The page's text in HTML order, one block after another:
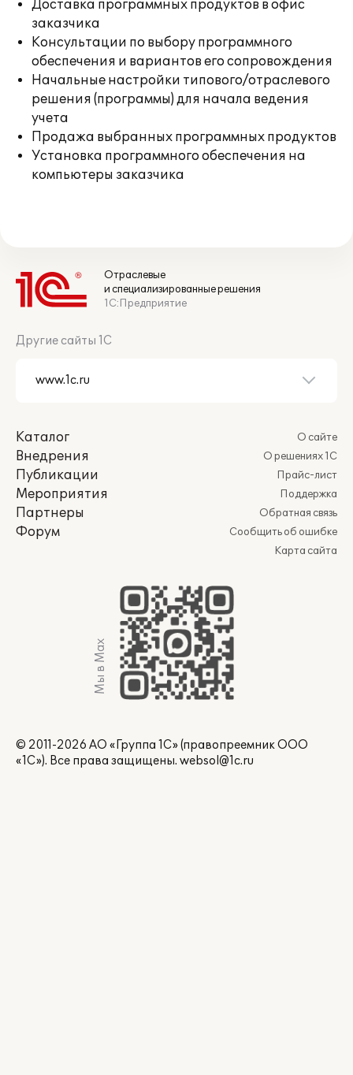
Доставка программных продуктов в офис
заказчика
Консультации по выбору программного
обеспечения и вариантов его сопровождения
Начальные настройки типового/отраслевого
решения (программы) для начала ведения
учета
Продажа выбранных программных продуктов
Установка программного обеспечения на
компьютеры заказчика
Отраслевые
и специализированные решения
1С:Предприятие
Другие сайты 1С
Каталог
Внедрения
Публикации
Мероприятия
Партнеры
Форум
О сайте
О решениях 1С
Прайс-лист
Поддержка
Обратная связь
Сообщить об ошибке
Карта сайта
Мы в Max
© 2011-2026 АО «Группа 1С» (правопреемник ООО
«1С»). Все права защищены. websol@1c.ru